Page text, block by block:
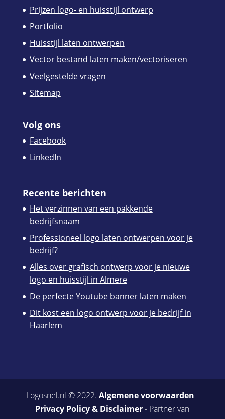
Prijzen logo- en huisstijl ontwerp
Portfolio
Huisstijl laten ontwerpen
Vector bestand laten maken/vectoriseren
Veelgestelde vragen
Sitemap
Volg ons
Facebook
LinkedIn
Recente berichten
Het verzinnen van een pakkende
bedrijfsnaam
Professioneel logo laten ontwerpen voor je
bedrijf?
Alles over grafisch ontwerp voor je nieuwe
logo en huisstijl in Almere
De perfecte Youtube banner laten maken
Dit kost een logo ontwerp voor je bedrijf in
Haarlem
Logosnel.nl © 2022. Algemene voorwaarden -
Privacy Policy & Disclaimer- Partner van